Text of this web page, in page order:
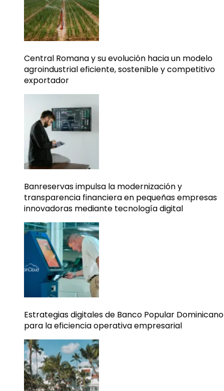
Central Romana y su evolución hacia un modelo
agroindustrial eficiente, sostenible y competitivo
exportador
Banreservas impulsa la modernización y
transparencia financiera en pequeñas empresas
innovadoras mediante tecnología digital
Estrategias digitales de Banco Popular Dominicano
para la eficiencia operativa empresarial